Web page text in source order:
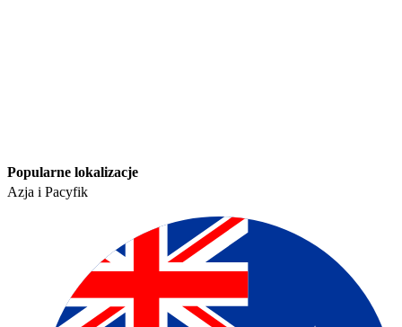
Popularne lokalizacje​​
Azja i Pacyfik​​